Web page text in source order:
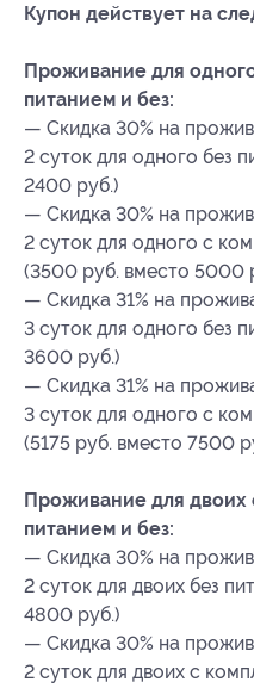
Купон действует на
Проживание для
питанием и без:
— Скидка 30% на
2 суток для одного без
2400 руб.)
— Скидка 30% на
2 суток для одного с
(3500 руб. вместо 5000
— Скидка 31% на
3 суток для одного без
3600 руб.)
— Скидка 31% на
3 суток для одного с
(5175 руб. вместо 7500
Проживание для двоих
питанием и без:
— Скидка 30% на
2 суток для двоих без
4800 руб.)
— Скидка 30% на
2 суток для двоих с